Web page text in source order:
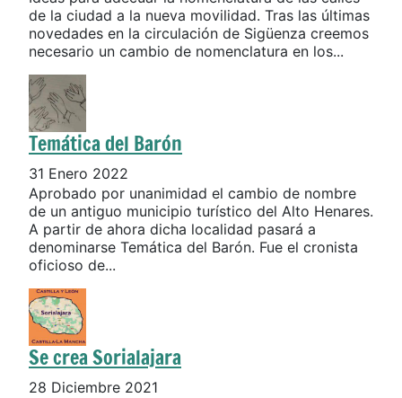
de la ciudad a la nueva movilidad. Tras las últimas
novedades en la circulación de Sigüenza creemos
necesario un cambio de nomenclatura en los...
Temática del Barón
31 Enero 2022
Aprobado por unanimidad el cambio de nombre
de un antiguo municipio turístico del Alto Henares.
A partir de ahora dicha localidad pasará a
denominarse Temática del Barón. Fue el cronista
oficioso de...
Se crea Sorialajara
28 Diciembre 2021